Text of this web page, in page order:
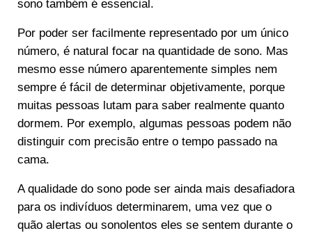
sono também é essencial.
Por poder ser facilmente representado por um único
número, é natural focar na quantidade de sono. Mas
mesmo esse número aparentemente simples nem
sempre é fácil de determinar objetivamente, porque
muitas pessoas lutam para saber realmente quanto
dormem. Por exemplo, algumas pessoas podem não
distinguir com precisão entre o tempo passado na
cama.
A qualidade do sono pode ser ainda mais desafiadora
para os indivíduos determinarem, uma vez que o
quão alertas ou sonolentos eles se sentem durante o